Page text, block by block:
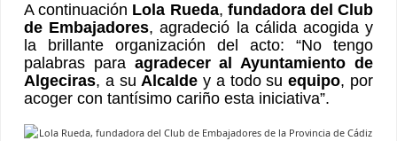
A continuación Lola Rueda, fundadora del Club
de Embajadores, agradeció la cálida acogida y
la brillante organización del acto: “No tengo
palabras para agradecer al Ayuntamiento de
Algeciras, a suAlcalde y a todo suequipo, por
acoger con tantísimo cariño esta iniciativa”.